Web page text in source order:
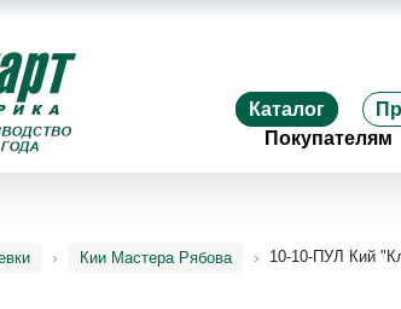
Каталог
Покупателям
Кии Мастера Рябова 10-10-ПУЛ Кий